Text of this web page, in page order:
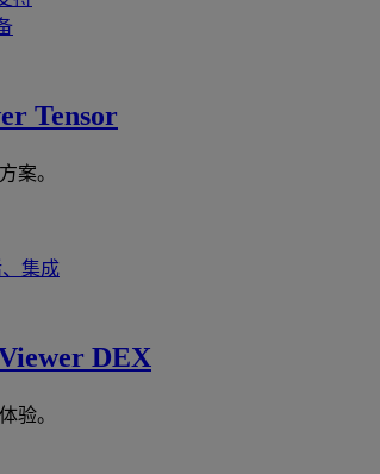
Tensor
案。
集成
DEX
验。